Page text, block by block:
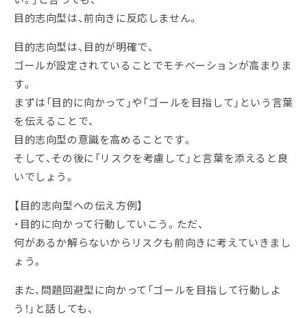
目的志向型は、前向きに反応しません。
目的志向型は、目的が明確で、
ゴールが設定されていることでモチベーションが高まりま
す。
まずは「目的に向かって」や「ゴールを目指して」という言葉
を伝えることで、
目的志向型の意識を高めることです。
そして、その後に「リスクを考慮して」と言葉を添えると良
いでしょう。
【目的志向型への伝え方例】
・目的に向かって行動していこう。ただ、
何があるか解らないからリスクも前向きに考えていきまし
ょう。
また、問題回避型に向かって「ゴールを目指して行動しよ
う！」と話しても、